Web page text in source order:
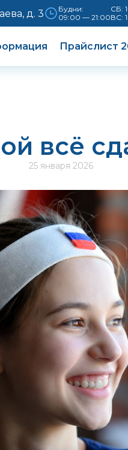
на
д. 3
Будни:
09:00 — 21:00
СБ:
ВС:
Прайслист
всё
25 января 2026